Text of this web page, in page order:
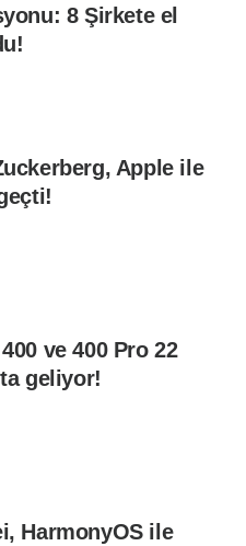
8 Şirkete el
Apple ile
ve 400 Pro 22
geliyor!
HarmonyOS ile